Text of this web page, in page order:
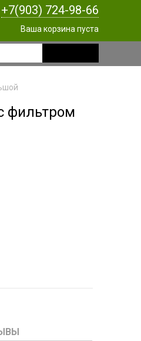
+7(903) 724-98-66
Ваша корзина пуста
фильтром